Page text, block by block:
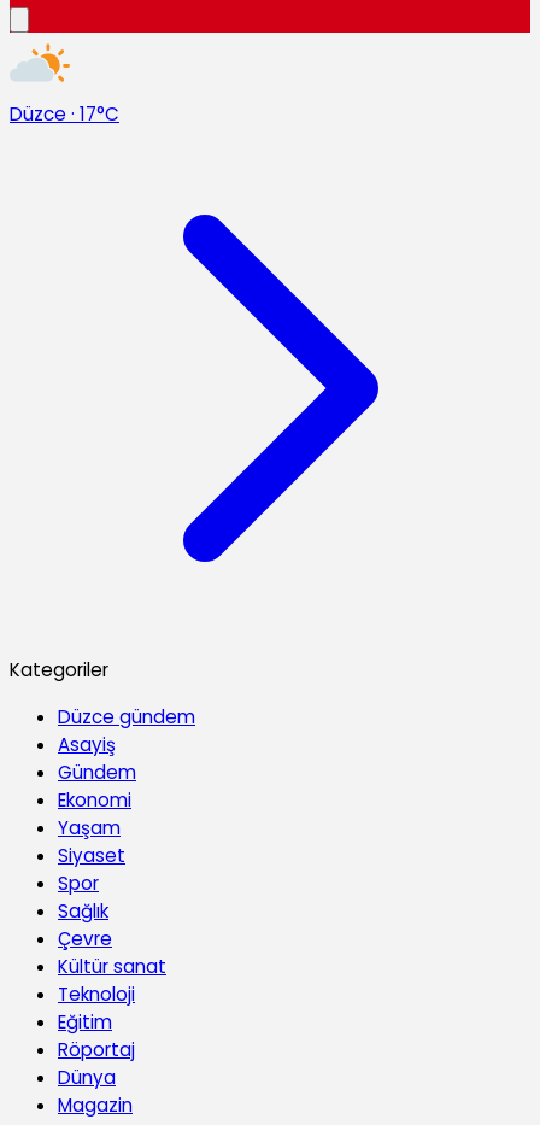
Düzce · 17°C
Kategoriler
Düzce gündem
Asayiş
Gündem
Ekonomi
Yaşam
Siyaset
Spor
Sağlık
Çevre
Kültür sanat
Teknoloji
Eğitim
Röportaj
Dünya
Magazin